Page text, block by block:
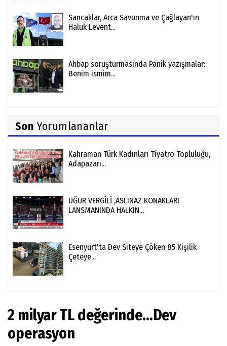
Sancaklar, Arca Savunma ve Çağlayan'ın
Haluk Levent...
Ahbap soruşturmasında Panik yazışmalar:
Benim ismim...
Son Yorumlananlar
Kahraman Türk Kadınları Tiyatro Topluluğu,
Adapazarı...
UĞUR VERGİLİ ,ASLINAZ KONAKLARI
LANSMANINDA HALKIN...
Esenyurt'ta Dev Siteye Çöken 85 Kişilik
Çeteye...
2 milyar TL değerinde...Dev
operasyon